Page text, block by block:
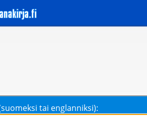
tai englanniksi):